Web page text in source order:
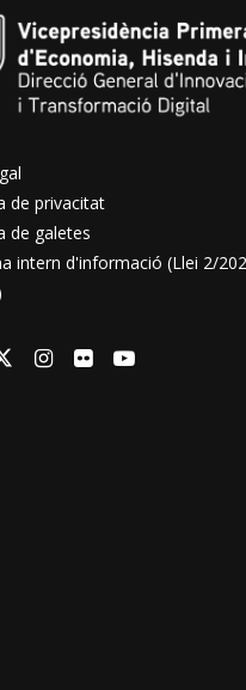
de privacitat
de galetes
intern d'informació (Llei 2/